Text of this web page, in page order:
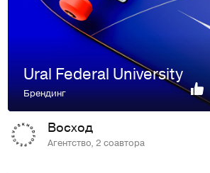
Ural Federal University
Брендинг
Восход
Агентство, 2 соавтора